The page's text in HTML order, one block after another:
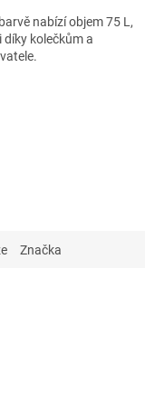
nabízí objem 75 L,
kolečkům a
Značka